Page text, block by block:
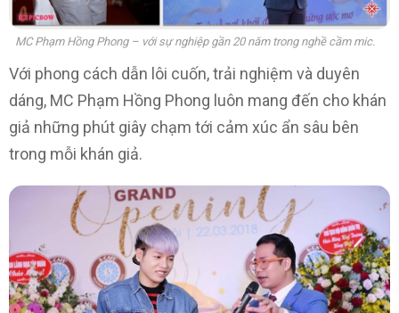
MC Phạm Hồng Phong – với sự nghiệp gần 20 năm trong nghề cầm mic.
Với phong cách dẫn lôi cuốn, trải nghiệm và duyên
dáng, MC Phạm Hồng Phong luôn mang đến cho khán
giả những phút giây chạm tới cảm xúc ẩn sâu bên
trong mỗi khán giả.